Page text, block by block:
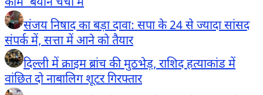
संजय निषाद का बड़ा दावा: सपा के 24 से ज्यादा सांसद
संपर्क में, सत्ता में आने को तैयार
दिल्ली में क्राइम ब्रांच की मुठभेड़, राशिद हत्याकांड में
वांछित दो नाबालिग शूटर गिरफ्तार